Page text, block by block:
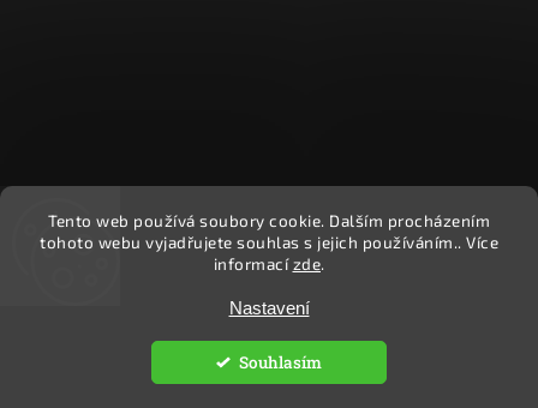
Tento web používá soubory cookie. Dalším procházením
tohoto webu vyjadřujete souhlas s jejich používáním.. Více
informacízde.
Nastavení
Souhlasím
Sledovat na Instagramu
Ekočlověk. Všechna práva vyhrazena.
Upravit nastavení cookies
Shoptet| DesignShoptak.cz.